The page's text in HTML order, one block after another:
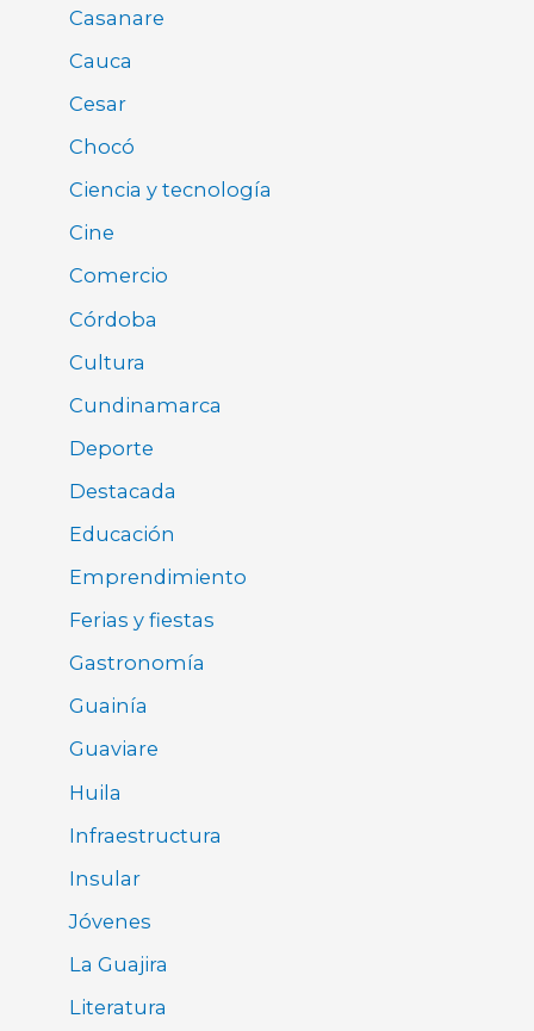
Casanare
Cauca
Cesar
Chocó
Ciencia y tecnología
Cine
Comercio
Córdoba
Cultura
Cundinamarca
Deporte
Destacada
Educación
Emprendimiento
Ferias y fiestas
Gastronomía
Guainía
Guaviare
Huila
Infraestructura
Insular
Jóvenes
La Guajira
Literatura